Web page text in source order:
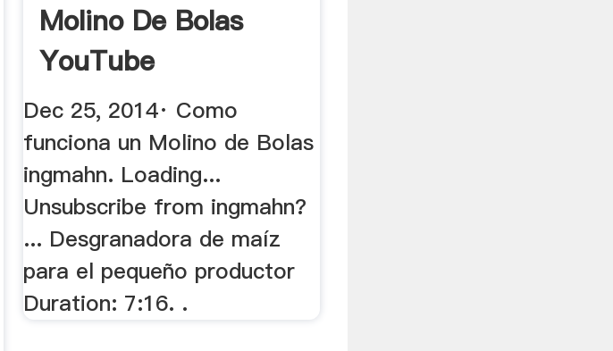
Molino De Bolas
YouTube
Dec 25, 2014· Como
funciona un Molino de Bolas
ingmahn. Loading...
Unsubscribe from ingmahn?
... Desgranadora de maíz
para el pequeño productor
Duration: 7:16. .